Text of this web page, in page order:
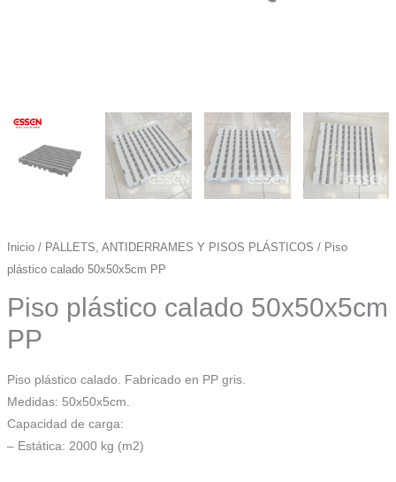
Inicio/ PALLETS, ANTIDERRAMES Y PISOS PLÁSTICOS / Piso
plástico calado 50x50x5cm PP
Piso plástico calado 50x50x5cm
PP
Piso plástico calado. Fabricado en PP gris.
Medidas: 50x50x5cm.
Capacidad de carga:
– Estática: 2000 kg (m2)